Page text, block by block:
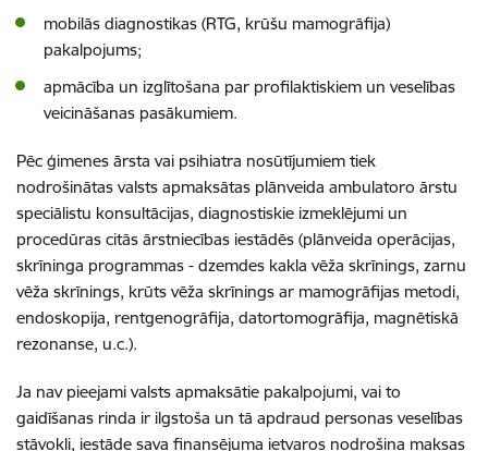
mobilās diagnostikas (RTG, krūšu mamogrāfija)
pakalpojums;
apmācība un izglītošana par profilaktiskiem un veselības
veicināšanas pasākumiem.
Pēc ģimenes ārsta vai psihiatra nosūtījumiem tiek
nodrošinātas valsts apmaksātas plānveida ambulatoro ārstu
speciālistu konsultācijas, diagnostiskie izmeklējumi un
procedūras citās ārstniecības iestādēs (plānveida operācijas,
skrīninga programmas - dzemdes kakla vēža skrīnings, zarnu
vēža skrīnings, krūts vēža skrīnings ar mamogrāfijas metodi,
endoskopija, rentgenogrāfija, datortomogrāfija, magnētiskā
rezonanse, u.c.).
Ja nav pieejami valsts apmaksātie pakalpojumi, vai to
gaidīšanas rinda ir ilgstoša un tā apdraud personas veselības
stāvokli, iestāde sava finansējuma ietvaros nodrošina maksas